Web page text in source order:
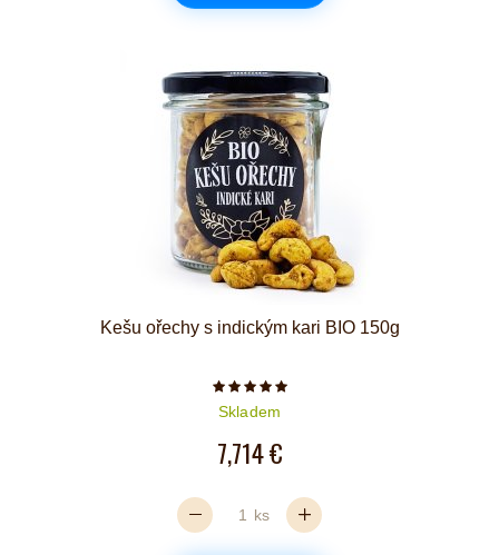
Kešu ořechy s indickým kari BIO 150g
Počet hvězdiček je 5 z 5
Skladem
7,714 €
ks